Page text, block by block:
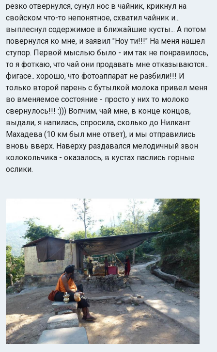
резко отвернулся, сунул нос в чайник, крикнул на
свойском что-то непонятное, схватил чайник и...
выплеснул содержимое в ближайшие кусты... А потом
повернулся ко мне, и заявил "Ноу ти!!!" На меня нашел
ступор. Первой мыслью было - им так не понравилось,
то я фоткаю, что чай они продавать мне отказываются...
фигасе.. хорошо, что фотоаппарат не разбили!!! И
только второй парень с бутылкой молока привел меня
во вменяемое состояние - просто у них то молоко
свернулось!!! :))) Вопчим, чай мне, в конце концов,
выдали, я напилась, спросила, сколько до Нилкант
Махадева (10 км был мне ответ), и мы отправились
вновь вверх. Наверху раздавался мелодичный звон
колокольчика - оказалось, в кустах паслись горные
ослики.